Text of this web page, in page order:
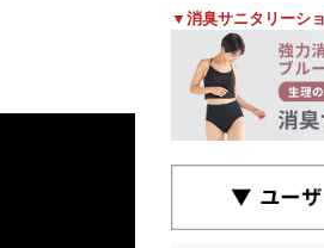
▼消臭サニタリーシ